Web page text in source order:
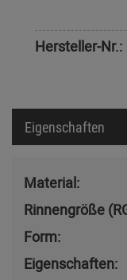
Hersteller-Nr.:
Eigenschaften
Material:
Rinnengröße
Form:
Eigenschaften: